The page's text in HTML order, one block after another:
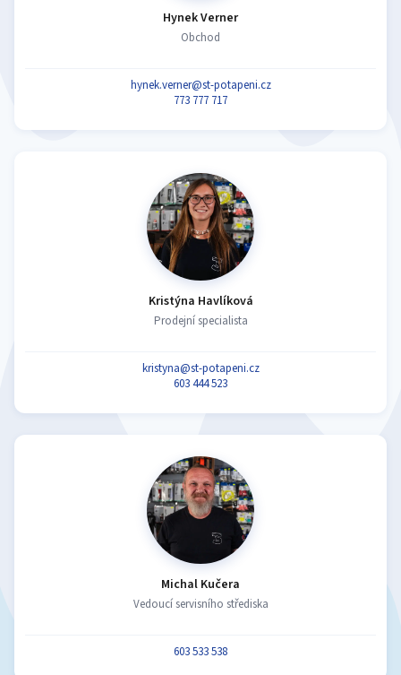
Hynek Verner
Obchod
hynek.verner@st-potapeni.cz
773 777 717
Kristýna Havlíková
Prodejní specialista
kristyna@st-potapeni.cz
603 444 523
Michal Kučera
Vedoucí servisního střediska
603 533 538